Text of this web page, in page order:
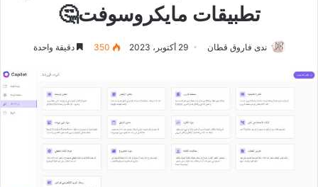
تطبيقات مايكروسوفت🤔
ندى فاروق قطان 29 أكتوبر، 2023 350 دقيقة واحدة